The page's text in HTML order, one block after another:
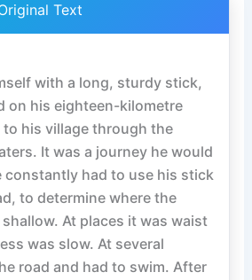
Text
with a long, sturdy stick,
on his eighteen-kilometre
his village through the
It was a journey he would
constantly had to use his stick
to determine where the
At places it was waist
was slow. At several
road and had to swim. After